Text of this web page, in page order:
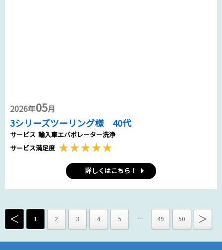
2026年05月
3シリーズツーリング様 40代
サービス 輸入車エバポレーター洗浄
サービス満足度
詳しくはこちら！
＜ 1 2 3 4 5 … 49 50 ＞